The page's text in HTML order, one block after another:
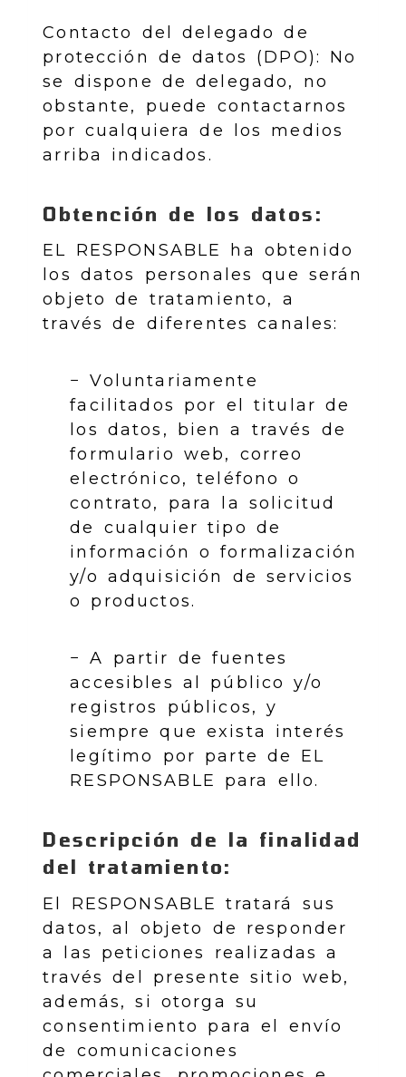
Contacto del delegado de
protección de datos (DPO): No
se dispone de delegado, no
obstante, puede contactarnos
por cualquiera de los medios
arriba indicados.
Obtención de los datos:
EL RESPONSABLE ha obtenido
los datos personales que serán
objeto de tratamiento, a
través de diferentes canales:
− Voluntariamente
facilitados por el titular de
los datos, bien a través de
formulario web, correo
electrónico, teléfono o
contrato, para la solicitud
de cualquier tipo de
información o formalización
y/o adquisición de servicios
o productos.
− A partir de fuentes
accesibles al público y/o
registros públicos, y
siempre que exista interés
legítimo por parte de EL
RESPONSABLE para ello.
Descripción de la finalidad
del tratamiento:
El RESPONSABLE tratará sus
datos, al objeto de responder
a las peticiones realizadas a
través del presente sitio web,
además, si otorga su
consentimiento para el envío
de comunicaciones